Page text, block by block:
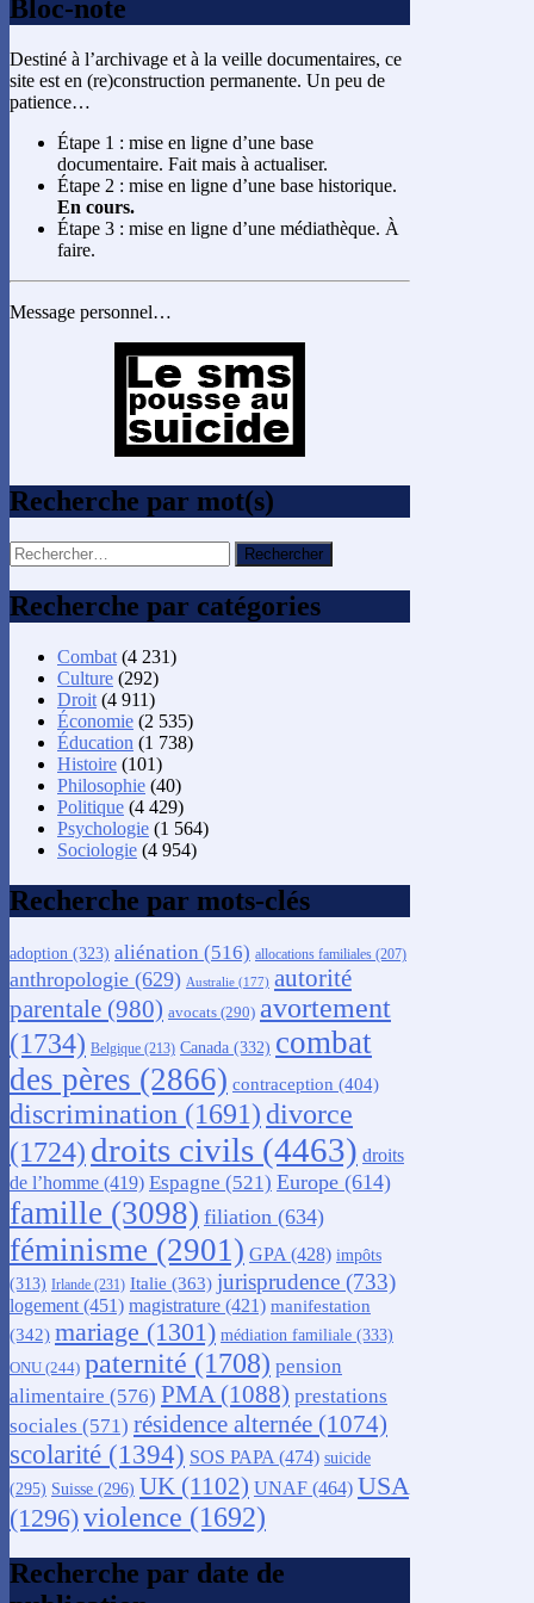
Bloc-note
Destiné à l’archivage et à la veille documentaires, ce
site est en (re)construction permanente. Un peu de
patience…
Étape 1 : mise en ligne d’une base
documentaire. Fait mais à actualiser.
Étape 2 : mise en ligne d’une base historique.
En cours.
Étape 3 : mise en ligne d’une médiathèque. À
faire.
Message personnel…
Recherche par mot(s)
Rechercher :
Recherche par catégories
Combat (4 231)
Culture (292)
Droit (4 911)
Économie (2 535)
Éducation (1 738)
Histoire (101)
Philosophie (40)
Politique (4 429)
Psychologie (1 564)
Sociologie (4 954)
Recherche par mots-clés
adoption (323) aliénation (516) allocations familiales (207)
anthropologie (629) Australie (177) autorité
parentale (980) avocats (290) avortement
(1734) Belgique (213) Canada (332) combat
des pères (2866) contraception (404)
discrimination (1691) divorce
(1724) droits civils (4463) droits
de l’homme (419) Espagne (521) Europe (614)
famille (3098) filiation (634)
féminisme (2901) GPA (428) impôts
(313) Irlande (231) Italie (363) jurisprudence (733)
logement (451) magistrature (421) manifestation
(342) mariage (1301) médiation familiale (333)
ONU (244) paternité (1708) pension
alimentaire (576) PMA (1088) prestations
sociales (571) résidence alternée (1074)
scolarité (1394) SOS PAPA (474) suicide
(295) Suisse (296) UK (1102) UNAF (464) USA
(1296)violence (1692)
Recherche par date de